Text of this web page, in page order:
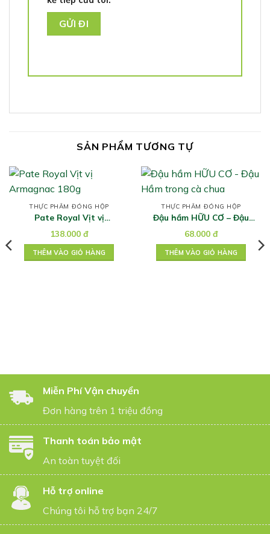
SẢN PHẨM TƯƠNG TỰ
THỰC PHẨM ĐÓNG HỘP
Pate Royal Vịt vị
138.000 đ
THÊM VÀO GIỎ HÀNG
THỰC PHẨM ĐÓNG HỘP
Đậu hầm HỮU CƠ – Đậu
68.000 đ
THÊM VÀO GIỎ HÀNG
Miễn Phí Vận chuyển
Đơn hàng trên 1 triệu đồng
Thanh toán bảo mật
An toàn tuyệt đối
Hỗ trợ online
Chúng tôi hỗ trợ bạn 24/7